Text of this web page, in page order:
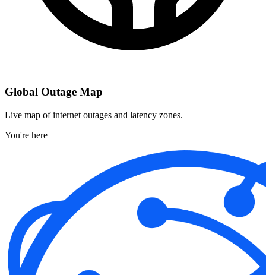
Global Outage Map
Live map of internet outages and latency zones.
You're here